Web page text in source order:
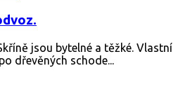
jsou bytelné a těžké. Vlastní
dřevěných schode...